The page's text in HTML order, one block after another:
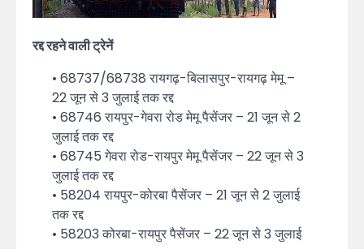
रद्द रहने वाली ट्रेनें
• 68737/68738 रायगढ़-बिलासपुर-रायगढ़ मेमू –
22 जून से 3 जुलाई तक रद्द
• 68746 रायपुर-गेवरा रोड मेमू पैसेंजर – 21 जून से 2
जुलाई तक रद्द
• 68745 गेवरा रोड-रायपुर मेमू पैसेंजर – 22 जून से 3
जुलाई तक रद्द
• 58204 रायपुर-कोरबा पैसेंजर – 21 जून से 2 जुलाई
तक रद्द
• 58203 कोरबा-रायपुर पैसेंजर – 22 जून से 3 जुलाई